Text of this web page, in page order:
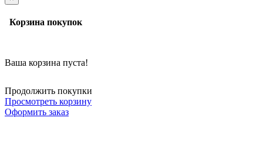
Корзина покупок
Ваша корзина пуста!
Продолжить покупки
Просмотреть корзину
Оформить заказ